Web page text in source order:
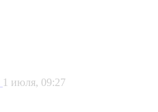
1 июля, 09:27